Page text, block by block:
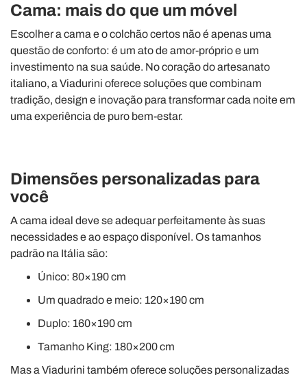
Cama: mais do que um móvel
Escolher a cama e o colchão certos não é apenas uma
questão de conforto: é um ato de amor-próprio e um
investimento na sua saúde. No coração do artesanato
italiano, a Viadurini oferece soluções que combinam
tradição, design e inovação para transformar cada noite em
uma experiência de puro bem-estar.
Dimensões personalizadas para
você
A cama ideal deve se adequar perfeitamente às suas
necessidades e ao espaço disponível. Os tamanhos
padrão na Itália são:
Único: 80×190 cm
Um quadrado e meio: 120×190 cm
Duplo: 160×190 cm
Tamanho King: 180×200 cm
Mas a Viadurini também oferece soluções personalizadas